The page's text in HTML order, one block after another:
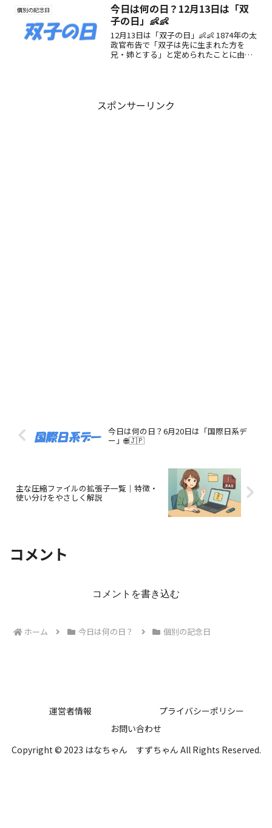
個別の記念日
今日は何の日？12月13日は「双
子の日」👶👶
12月13日は「双子の日」👶👶 1874年の太
政官布告で「双子は先に生まれた方を
兄・姉とする」と定められたことに由
スポンサーリンク
今日は何の日？6月20日は「国際日系デ
ー」🌐🇯🇵
主な圧縮ファイルの拡張子一覧｜特徴・
使い分けをやさしく解説
コメント
コメントを書き込む
ホーム 今日は何の日？ 個別の記念日
運営者情報
プライバシーポリシー
お問い合わせ
Copyright © 2023 はなちゃん すずちゃん All Rights Reserved.